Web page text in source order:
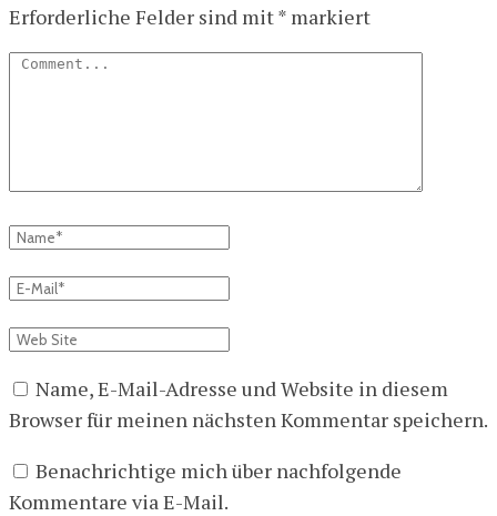
Erforderliche Felder sind mit* markiert
Name, E-Mail-Adresse und Website in diesem
Browser für meinen nächsten Kommentar speichern.
Benachrichtige mich über nachfolgende
Kommentare via E-Mail.